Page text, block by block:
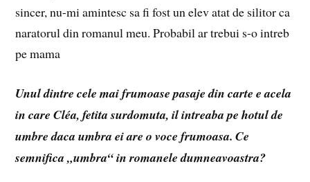
sincer, nu-mi amintesc sa fi fost un elev atat de silitor ca
naratorul din romanul meu. Probabil ar trebui s-o intreb
pe mama
Unul dintre cele mai frumoase pasaje din carte e acela
in care Cléa, fetita surdomuta, il intreaba pe hotul de
umbre daca umbra ei are o voce frumoasa. Ce
semnifica „umbra“ in romanele dumneavoastra?